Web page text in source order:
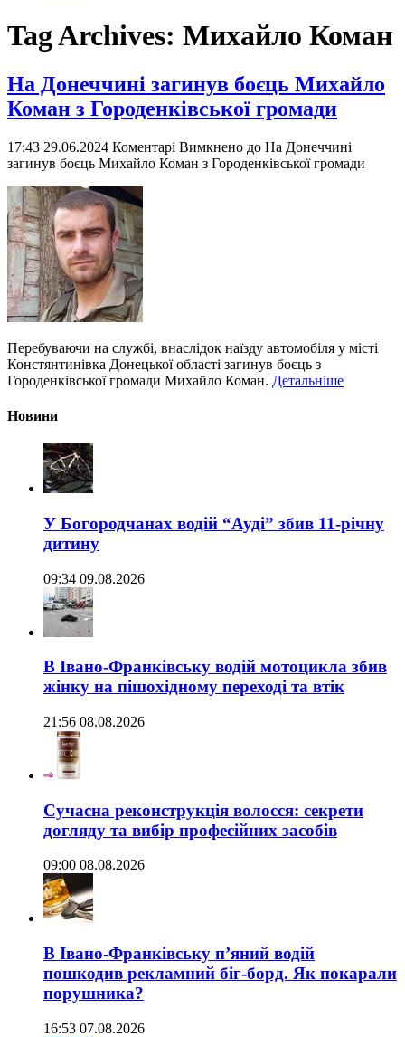
Tag Archives: Михайло Коман
На Донеччині загинув боєць Михайло
Коман з Городенківської громади
17:43 29.06.2024 Коментарі Вимкнено до На Донеччині
загинув боєць Михайло Коман з Городенківської громади
Перебуваючи на службі, внаслідок наїзду автомобіля у місті
Констянтинівка Донецької області загинув боєць з
Городенківської громади Михайло Коман. Детальніше
Новини
У Богородчанах водій “Ауді” збив 11-річну
дитину
09:34 09.08.2026
В Івано-Франківську водій мотоцикла збив
жінку на пішохідному переході та втік
21:56 08.08.2026
Сучасна реконструкція волосся: секрети
догляду та вибір професійних засобів
09:00 08.08.2026
В Івано-Франківську п’яний водій
пошкодив рекламний біг-борд. Як покарали
порушника?
16:53 07.08.2026